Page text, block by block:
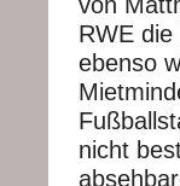
RWE
ebenso
nicht